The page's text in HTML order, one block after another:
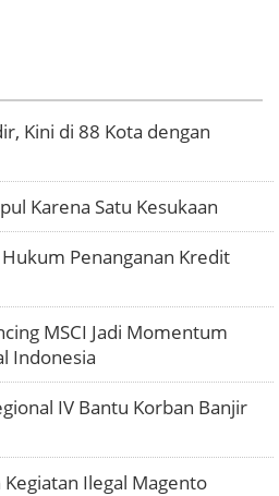
Kini di 88 Kota dengan
Karena Satu Kesukaan
Penanganan Kredit
MSCI Jadi Momentum
Indonesia
IV Bantu Korban Banjir
Kegiatan Ilegal Magento